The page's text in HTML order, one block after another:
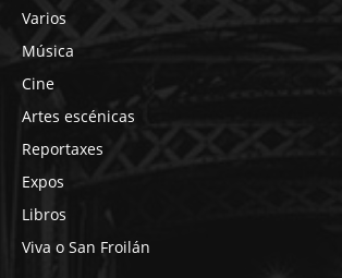
Varios
Música
Cine
Artes escénicas
Reportaxes
Expos
Libros
Viva o San Froilán